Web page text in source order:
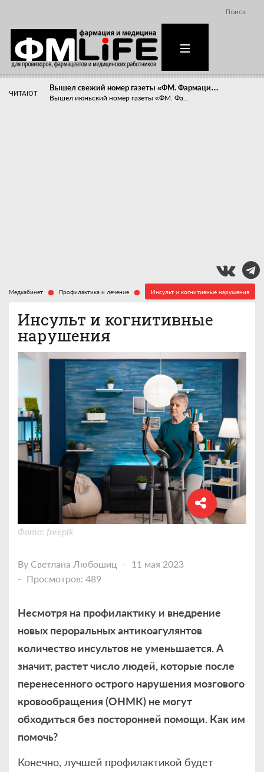
Поиск
ЧИТАЮТ
Вышел свежий номер газеты «ФМ. Фармаци…
Вышел июньский номер газеты «ФМ. Фа...
Медкабинет Профилактика и лечение Инсульт и когнитивные нарушения
Инсульт и когнитивные
нарушения
Фото: freepik
By Светлана Любошиц
11 мая 2023
Просмотров: 489
Несмотря на профилактику и внедрение
новых пероральных антикоагулянтов
количество инсультов не уменьшается. А
значит, растет число людей, которые после
перенесенного острого нарушения мозгового
кровообращения (ОНМК) не могут
обходиться без посторонней помощи. Как им
помочь?
Конечно, лучшей профилактикой будет